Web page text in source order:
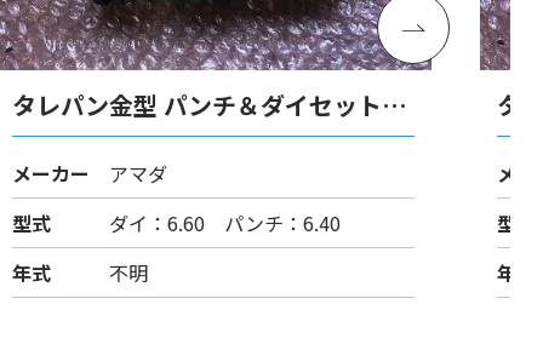
タレパン金型 パンチ＆ダイセット
（ショート）
メーカー
アマダ
型式
ダイ：6.60 パンチ：6.40
年式
不明
タ
（
メー
型式
年式